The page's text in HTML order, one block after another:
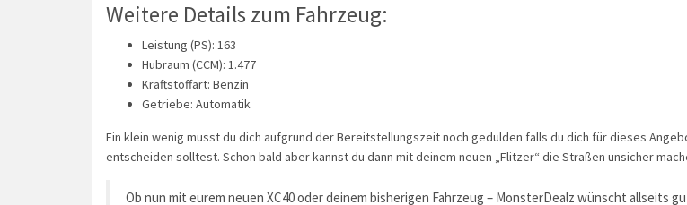
Weitere Details zum Fahrzeug:
Leistung (PS): 163
Hubraum (CCM): 1.477
Kraftstoffart: Benzin
Getriebe: Automatik
Ein klein wenig musst du dich aufgrund der Bereitstellungszeit noch gedulden falls du dich für dieses
entscheiden solltest. Schon bald aber kannst du dann mit deinem neuen „Flitzer“ die Straßen unsicher
Ob nun mit eurem neuen XC40 oder deinem bisherigen Fahrzeug – MonsterDealz wünscht allseits